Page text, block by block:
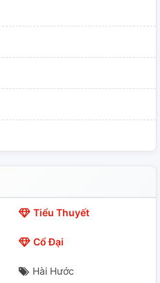
Tiểu Thuyết
Cổ Đại
Hài Hước